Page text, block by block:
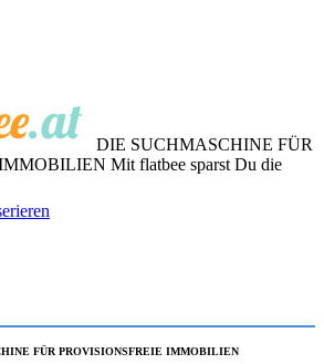
DIE SUCHMASCHINE FÜR
IMMOBILIEN Mit flatbee sparst Du die
FÜR PROVISIONSFREIE IMMOBILIEN